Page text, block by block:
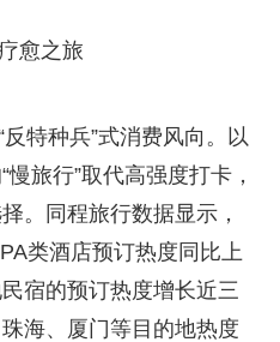
愈之旅
特种兵”式消费风向。以
旅行”取代高强度打卡，
。同程旅行数据显示，
类酒店预订热度同比上
宿的预订热度增长近三
海、厦门等目的地热度